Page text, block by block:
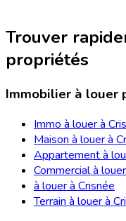
Trouver
propriétés
Immobilier à louer
Immo à louer à
Maison à louer à
Appartement à
Commercial à
à louer à Crisnée
Terrain à louer à